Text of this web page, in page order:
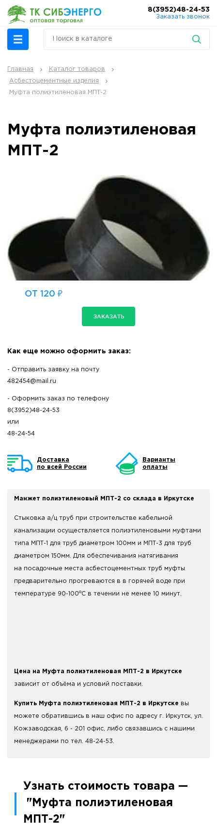
8(3952)48-24-53
Заказать звонок
Главная Каталог товаров
Асбестоцементные изделия
Муфта полиэтиленовая МПТ-2
Муфта полиэтиленовая
МПТ-2
ОТ 120 ₽
ЗАКАЗАТЬ
Как еще можно оформить заказ:
- Отправить заявку на почту
482454@mail.ru
- Оформить заказ по телефону
8(3952)48-24-53
или
48-24-54
Доставка
по всей России
Варианты
оплаты
Манжет полиэтиленовый МПТ-2 со склада в Иркутске
Стыковка а/ц труб при строительстве кабельной
канализации осуществляется полиэтиленовыми муфтами
типа МПТ-1 для труб диаметром 100мм и МПТ-3 для труб
диаметром 150мм. Для обеспечивания натягивания
на посадочные места асбестоцементных труб муфты
предварительно прогреваются в в горячей воде при
температуре 90-100оС в течении не менее 10 минут.
Цена на Муфта полиэтиленовая МПТ-2 в Иркутске
зависит от объёма и условий поставки.
Купить Муфта полиэтиленовая МПТ-2 в Иркутске вы
можете обратившись в наш офис по адресу г. Иркутск, ул.
Кожзаводская, 6 - 201 офис, либо связавшись с нашими
менеджерами по тел. 48-24-53.
Узнать стоимость товара —
"Муфта полиэтиленовая
МПТ-2"